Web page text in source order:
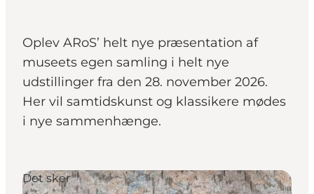
Planlæg ferien
Oplev ARoS’ helt nye præsentation af
museets egen samling i helt nye
udstillinger fra den 28. november 2026.
Her vil samtidskunst og klassikere mødes
i nye sammenhænge.
Det sker